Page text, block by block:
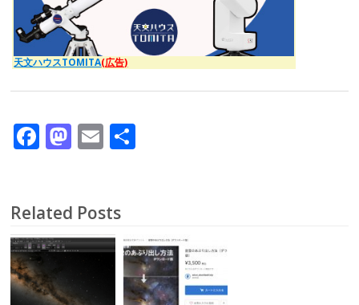
天文ハウスTOMITA(広告)
F
b
o
o
k
M
d
o
n
E
l
Related Posts